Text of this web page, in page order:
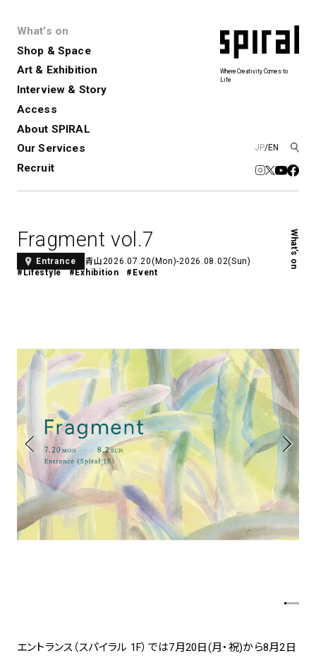
What’s on
Shop & Space
Art & Exhibition
Interview & Story
Access
About SPIRAL
Our Services
Recruit
JP/EN
Where Creativity Comes to
Life
Spiral
Spiral Market6
KITTE丸の内
⼆⼦⽟川 Dogwood Plaza
横浜赤レンガ倉庫
ルクア⼤阪
Spiral Hall
Nail Salon4
Spiral Nail Salon 青山
Spiral Nail Salon NEWoMan
⾼輪
Café3
Spiral Café 青山
Spiral Garden 福岡ワンビル
Exhibition
展覧会やイベント
演劇やダンス、ライブ公演、イベント
Art Projects
アートプロジェクト・イベント
SICF
若手作家の発掘・育成・支援を目的
Spiral Schole
スパイラルが推進するエデュケーシ
ョンプログラム
Spiral Print Collection
スパイラルが提案するオリジナルプ
リント作品
SPIRALのご紹介
採用情報 お問い合わせ
レンタルスペース
コンサルティング 商品開発
新卒採用
アルバイト・その他
Fragment vol.7
Entrance 青山 2026.07.20(Mon)-2026.08.02(Sun)
#Lifestyle
#Exhibition #Event
What’s on
エントランス（スパイラル 1F）では7月20日(月・祝)から8月2日